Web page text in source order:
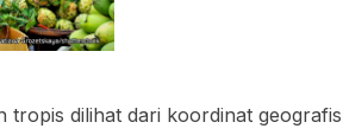
tropis dilihat dari koordinat